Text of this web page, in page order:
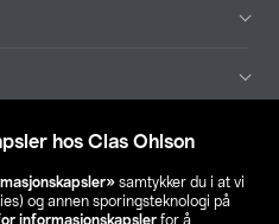
hos Clas Ohlson
samtykker du i at vi
og annen sporingsteknologi på
informasjonskapsler for å
din butikk